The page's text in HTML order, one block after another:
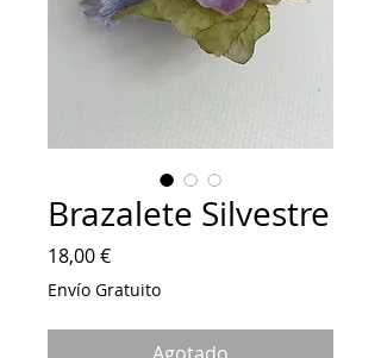
Brazalete Silvestre
18,00 €Precio
Envío Gratuito